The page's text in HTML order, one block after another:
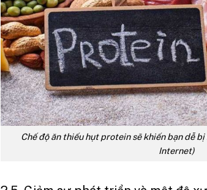
Chế độ ăn thiếu hụt protein sẽ khiến bạn dễ
Internet)